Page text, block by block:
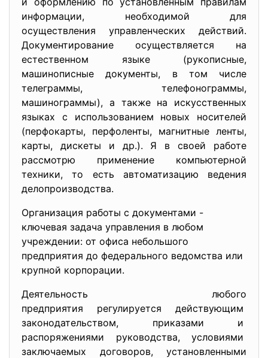
информации, необходимой для
осуществления управленческих действий.
Документирование осуществляется на
естественном языке (рукописные,
машинописные документы, в том числе
телеграммы, телефонограммы,
машинограммы), а также на искусственных
языках с использованием новых носителей
(перфокарты, перфоленты, магнитные ленты,
карты, дискеты и др.). Я в своей работе
рассмотрю применение компьютерной
техники, то есть автоматизацию ведения
делопроизводства.
Организация работы с документами -
ключевая задача управления в любом
учреждении: от офиса небольшого
предприятия до федерального ведомства или
крупной корпорации.
Деятельность любого
предприятия регулируется действующим
законодательством, приказами и
распоряжениями руководства, условиями
заключаемых договоров, установленными